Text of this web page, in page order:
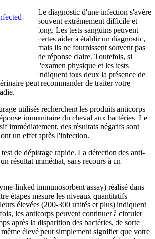
Le diagnostic d'une infection s'avère
souvent extrêmement difficile et
long. Les tests sanguins peuvent
certes aider à établir un diagnostic,
mais ils ne fournissent souvent pas
de réponse claire. Toutefois, si
l'examen physique et les tests
indiquent tous deux la présence de
peut recommander de traiter votre
utilisés recherchent les produits anticorps
immunitaire du cheval aux bactéries. Le
immédiatement, des résultats négatifs sont
ont un effet après l'infection.
de dépistage rapide. La détection des anti-
résultat immédiat, sans recours à un
linked immunosorbent assay) réalisé dans
étapes mesure les niveaux quantitatifs
élevées (200-300 unités et plus) indiquent
les anticorps peuvent continuer à circuler
après la disparition des bactéries, de sorte
élevé peut simplement signifier que votre